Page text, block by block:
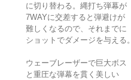
に切り替わる。縄打ち弾幕が
7WAYに交差すると弾避けが
難しくなるので、それまでに
ショットでダメージを与える。
ウェーブレーザーで巨大ボス
と重圧な弾幕を貫く美しい